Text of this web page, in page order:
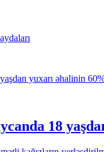
18